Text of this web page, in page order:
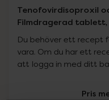
Tenofovirdisoproxil
Filmdragerad
Du behöver ett recept
vara. Om du har ett
att logga in med ditt
Pris